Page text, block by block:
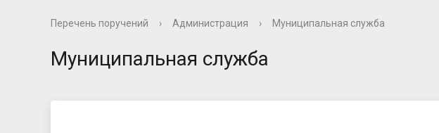
Перечень поручений › Администрация › Муниципальная служба
Муниципальная служба